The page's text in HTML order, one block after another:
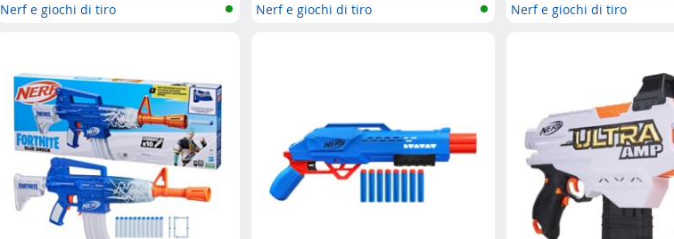
Nerf e giochi di tiro Nerf e giochi di tiro Nerf e giochi di tiro